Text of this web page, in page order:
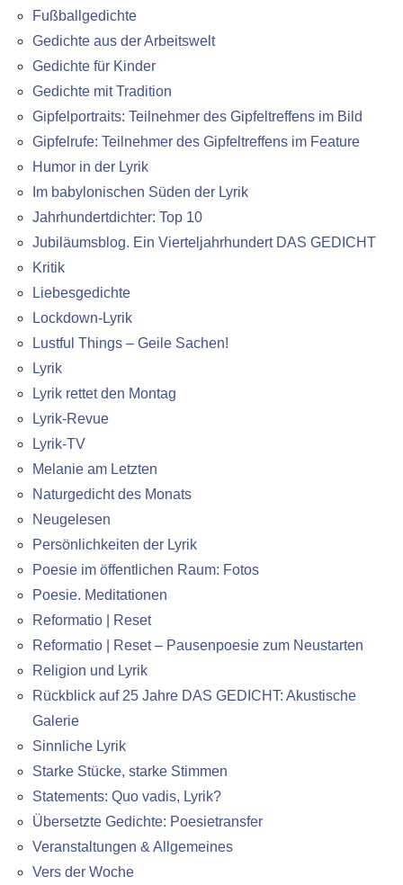
Fußballgedichte
Gedichte aus der Arbeitswelt
Gedichte für Kinder
Gedichte mit Tradition
Gipfelportraits: Teilnehmer des Gipfeltreffens im Bild
Gipfelrufe: Teilnehmer des Gipfeltreffens im Feature
Humor in der Lyrik
Im babylonischen Süden der Lyrik
Jahrhundertdichter: Top 10
Jubiläumsblog. Ein Vierteljahrhundert DAS GEDICHT
Kritik
Liebesgedichte
Lockdown-Lyrik
Lustful Things – Geile Sachen!
Lyrik
Lyrik rettet den Montag
Lyrik-Revue
Lyrik-TV
Melanie am Letzten
Naturgedicht des Monats
Neugelesen
Persönlichkeiten der Lyrik
Poesie im öffentlichen Raum: Fotos
Poesie. Meditationen
Reformatio | Reset
Reformatio | Reset – Pausenpoesie zum Neustarten
Religion und Lyrik
Rückblick auf 25 Jahre DAS GEDICHT: Akustische
Galerie
Sinnliche Lyrik
Starke Stücke, starke Stimmen
Statements: Quo vadis, Lyrik?
Übersetzte Gedichte: Poesietransfer
Veranstaltungen & Allgemeines
Vers der Woche